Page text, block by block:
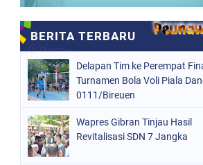
Delapan Tim ke Perempat
Turnamen Bola Voli Piala
0111/Bireuen
Wapres Gibran Tinjau Hasil
Revitalisasi SDN 7 Jangka